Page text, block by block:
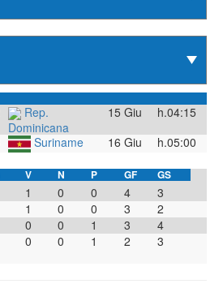
Rep.
Dominicana
15 Giu
h.04:15
Suriname 16 Giu h.05:00
V N P GF GS
1 0 0 4
3
1 0 0 3
2
0 0 1 3
4
0 0 1 2 3